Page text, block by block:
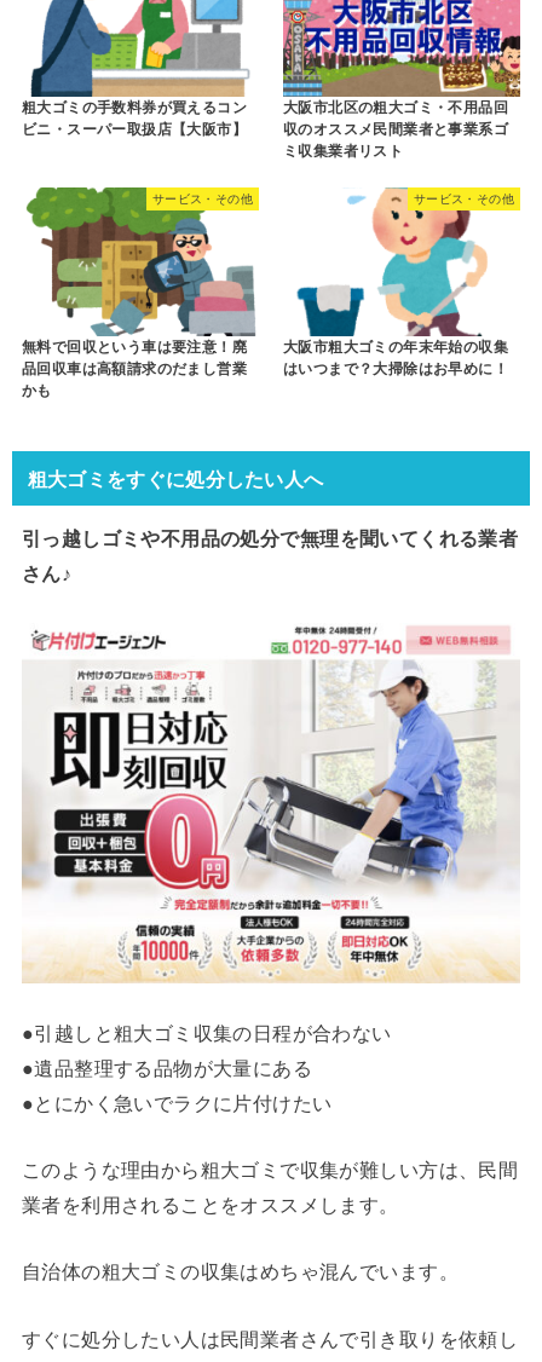
粗大ゴミの手数料券が買えるコン
ビニ・スーパー取扱店【大阪市】
大阪市北区の粗大ゴミ・不用品回
収のオススメ民間業者と事業系ゴ
ミ収集業者リスト
サービス・その他
無料で回収という車は要注意！廃
品回収車は高額請求のだまし営業
かも
サービス・その他
大阪市粗大ゴミの年末年始の収集
はいつまで？大掃除はお早めに！
粗大ゴミをすぐに処分したい人へ
引っ越しゴミや不用品の処分で無理を聞いてくれる業者
さん♪
●引越しと粗大ゴミ収集の日程が合わない
●遺品整理する品物が大量にある
●とにかく急いでラクに片付けたい
このような理由から粗大ゴミで収集が難しい方は、民間
業者を利用されることをオススメします。
自治体の粗大ゴミの収集はめちゃ混んでいます。
すぐに処分したい人は民間業者さんで引き取りを依頼し